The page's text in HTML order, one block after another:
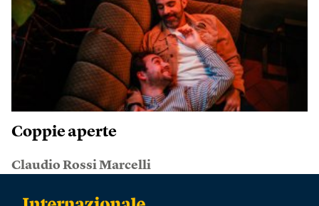
Coppie aperte
Claudio Rossi Marcelli